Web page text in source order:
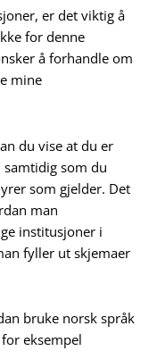
er det viktig å
for denne
å forhandle om
mine
du vise at du er
samtidig som du
som gjelder. Det
man
institusjoner i
fyller ut skjemaer
bruke norsk språk
eksempel